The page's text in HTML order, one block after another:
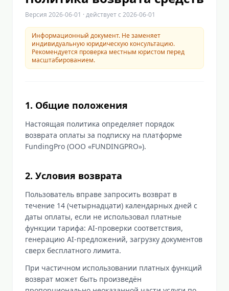
Версия 2026-06-01 · действует с 2026-06-01
Информационный документ. Не заменяет
индивидуальную юридическую консультацию.
Рекомендуется проверка местным юристом перед
масштабированием.
1. Общие положения
Настоящая политика определяет порядок
возврата оплаты за подписку на платформе
FundingPro (ООО «FUNDINGPRO»).
2. Условия возврата
Пользователь вправе запросить возврат в
течение 14 (четырнадцати) календарных дней с
даты оплаты, если не использовал платные
функции тарифа: AI-проверки соответствия,
генерацию AI-предложений, загрузку документов
сверх бесплатного лимита.
При частичном использовании платных функций
возврат может быть произведён